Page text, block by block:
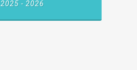
2025 - 2026